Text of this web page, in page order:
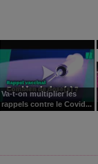
Va-t-on multiplier les
rappels contre le Covid...